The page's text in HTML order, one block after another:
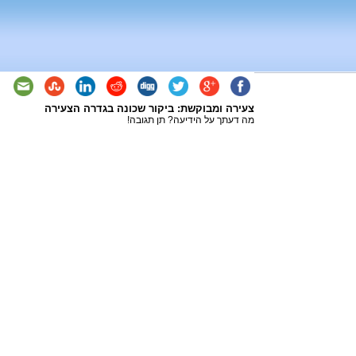
צעירה ומבוקשת: ביקור שכונה בגדרה הצעירה
מה דעתך על הידיעה? תן תגובה!